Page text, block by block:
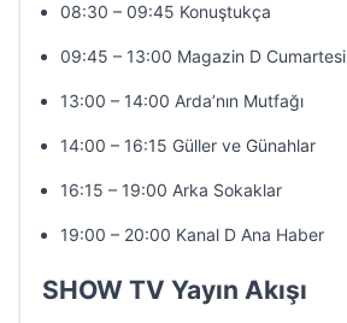
08:30 – 09:45 Konuştukça
09:45 – 13:00 Magazin D Cumartesi
13:00 – 14:00 Arda’nın Mutfağı
14:00 – 16:15 Güller ve Günahlar
16:15 – 19:00 Arka Sokaklar
19:00 – 20:00 Kanal D Ana Haber
SHOW TV Yayın Akışı